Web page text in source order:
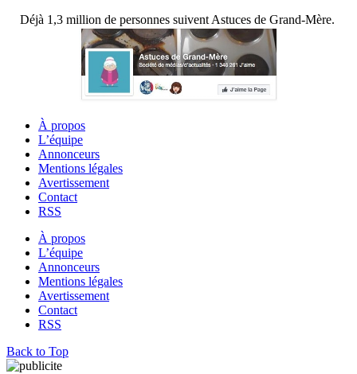
Déjà 1,3 million de personnes suivent Astuces de Grand-Mère.
À propos
L’équipe
Annonceurs
Mentions légales
Avertissement
Contact
RSS
À propos
L’équipe
Annonceurs
Mentions légales
Avertissement
Contact
RSS
Back to Top